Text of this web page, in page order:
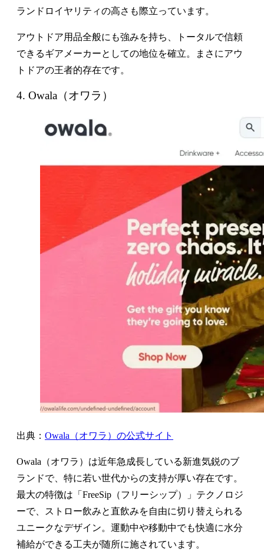
ランドロイヤリティの高さも際立っています。
アウトドア用品全般にも強みを持ち、トータルで信頼
できるギアメーカーとしての地位を確立。まさにアウ
トドアの王者的存在です。
4. Owala（オワラ）
出典： Owala（オワラ）の公式サイト
Owala（オワラ）は近年急成長している新進気鋭のブ
ランドで、特に若い世代からの支持が厚い存在です。
最大の特徴は「FreeSip（フリーシップ）」テクノロジ
ーで、ストロー飲みと直飲みを自由に切り替えられる
ユニークなデザイン。運動中や移動中でも快適に水分
補給ができる工夫が随所に施されています。